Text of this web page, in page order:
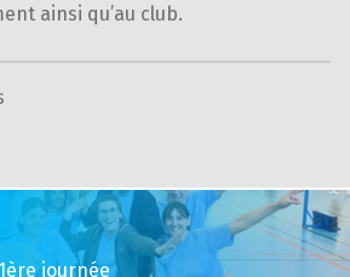
ainsi qu’au club.
journée